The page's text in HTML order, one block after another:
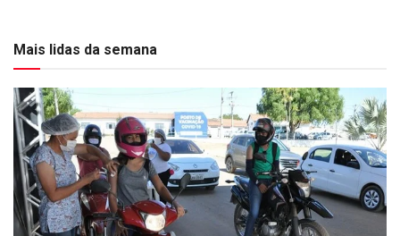
Mais lidas da semana